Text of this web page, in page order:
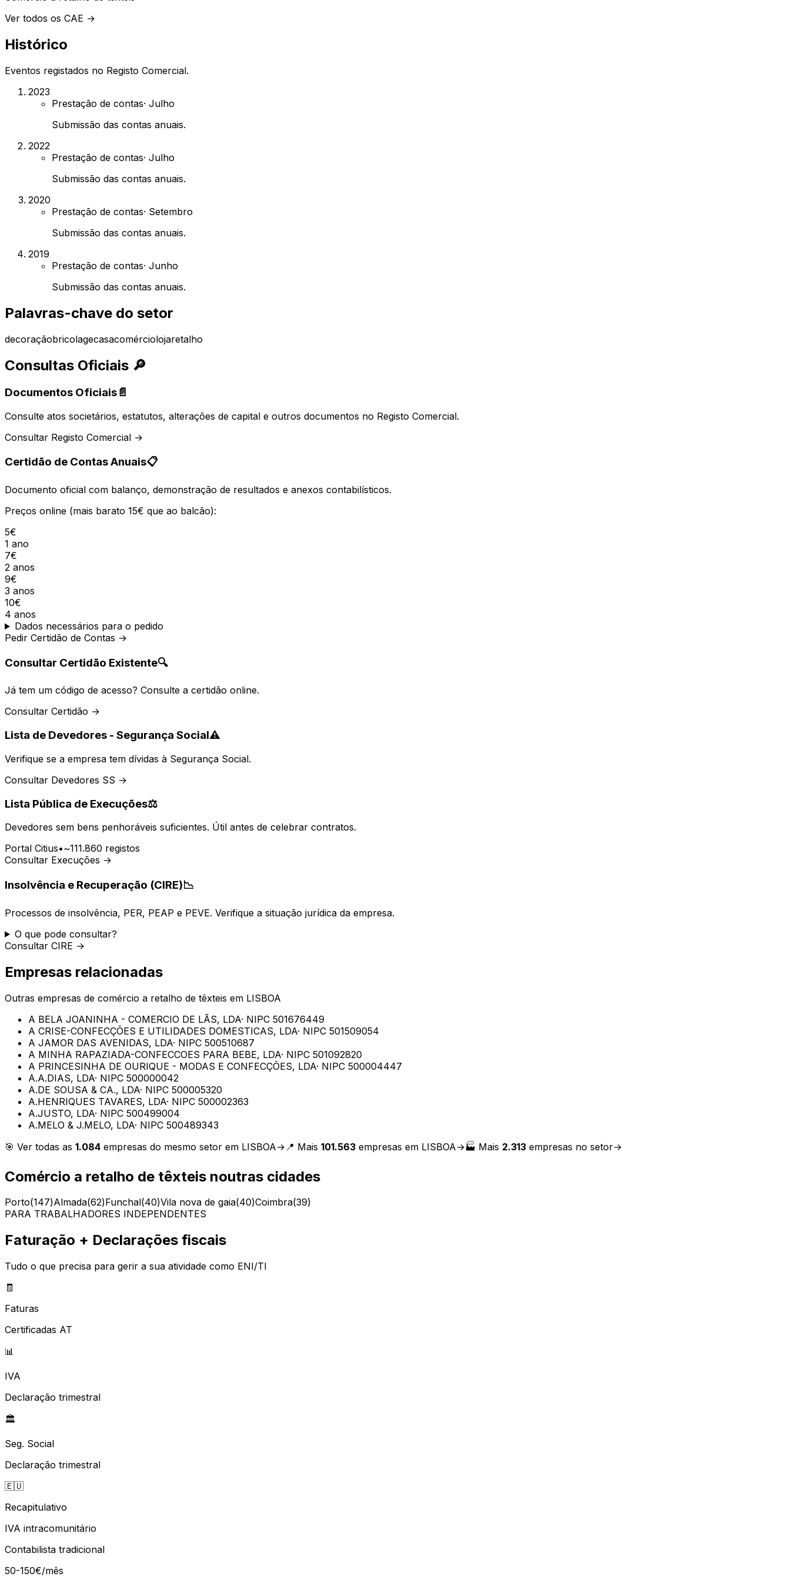
Ver todos os CAE →
Histórico
Eventos registados no Registo Comercial.
2023
Prestação de contas· Julho
Submissão das contas anuais.
2022
Prestação de contas· Julho
Submissão das contas anuais.
2020
Prestação de contas· Setembro
Submissão das contas anuais.
2019
Prestação de contas· Junho
Submissão das contas anuais.
Palavras-chave do setor
decoraçãobricolagecasacomérciolojaretalho
Consultas Oficiais 🔎
Documentos Oficiais📄
Consulte atos societários, estatutos, alterações de capital e outros documentos no Registo Comercial.
Consultar Registo Comercial →
Certidão de Contas Anuais📋
Documento oficial com balanço, demonstração de resultados e anexos contabilísticos.
Preços online (mais barato 15€ que ao balcão):
5€
1 ano
7€
2 anos
9€
3 anos
10€
4 anos
Dados necessários para o pedido
Pedir Certidão de Contas →
Consultar Certidão Existente🔍
Já tem um código de acesso? Consulte a certidão online.
Consultar Certidão →
Lista de Devedores - Segurança Social⚠️
Verifique se a empresa tem dívidas à Segurança Social.
Consultar Devedores SS →
Lista Pública de Execuções⚖️
Devedores sem bens penhoráveis suficientes. Útil antes de celebrar contratos.
Portal Citius•~111.860 registos
Consultar Execuções →
Insolvência e Recuperação (CIRE)📉
Processos de insolvência, PER, PEAP e PEVE. Verifique a situação jurídica da empresa.
O que pode consultar?
Consultar CIRE →
Empresas relacionadas
Outras empresas de comércio a retalho de têxteis em LISBOA
A BELA JOANINHA - COMERCIO DE LÃS, LDA· NIPC 501676449
A CRISE-CONFECÇÕES E UTILIDADES DOMESTICAS, LDA· NIPC 501509054
A JAMOR DAS AVENIDAS, LDA· NIPC 500510687
A MINHA RAPAZIADA-CONFECCOES PARA BEBE, LDA· NIPC 501092820
A PRINCESINHA DE OURIQUE - MODAS E CONFECÇÕES, LDA· NIPC 500004447
A.A.DIAS, LDA· NIPC 500000042
A.DE SOUSA & CA., LDA· NIPC 500005320
A.HENRIQUES TAVARES, LDA· NIPC 500002363
A.JUSTO, LDA· NIPC 500499004
A.MELO & J.MELO, LDA· NIPC 500489343
🎯 Ver todas as 1.084 empresas do mesmo setor em LISBOA→ 📍 Mais 101.563 empresas em LISBOA→🏭 Mais 2.313 empresas no setor→
Comércio a retalho de têxteis noutras cidades
Porto(147)Almada(62)Funchal(40)Vila nova de gaia(40)Coimbra(39)
PARA TRABALHADORES INDEPENDENTES
Faturação + Declarações fiscais
Tudo o que precisa para gerir a sua atividade como ENI/TI
🧾
Faturas
Certificadas AT
📊
IVA
Declaração trimestral
🏛️
Seg. Social
Declaração trimestral
🇪🇺
Recapitulativo
IVA intracomunitário
Contabilista tradicional
50-150€/mês